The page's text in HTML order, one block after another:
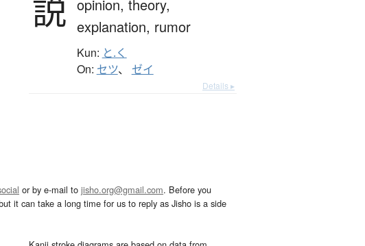
説 opinion, theory,
explanation, rumor
Kun: と.く
On: セツ、 ゼイ
Details ▸
or by e-mail to jisho.org@gmail.com. Before you
it can take a long time for us to reply as Jisho is a side